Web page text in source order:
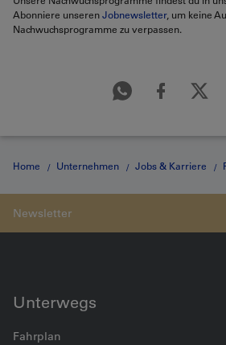
Abonniere unserenJobnewsletter, um keine
Nachwuchsprogramme zu verpassen.
Home Unternehmen Jobs & Karriere
Unterwegs
Fahrplan